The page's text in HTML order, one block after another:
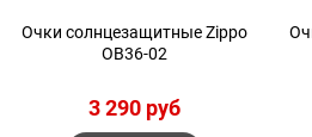
Очки солнцезащитные Zippo
OB36-02
3 290 руб